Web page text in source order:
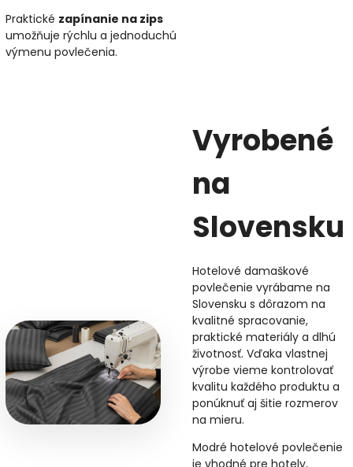
Praktické zapínanie na zips
umožňuje rýchlu a jednoduchú
výmenu povlečenia.
Vyrobené
na
Slovensku
Hotelové damaškové
povlečenie vyrábame na
Slovensku s dôrazom na
kvalitné spracovanie,
praktické materiály a dlhú
životnosť. Vďaka vlastnej
výrobe vieme kontrolovať
kvalitu každého produktu a
ponúknuť aj šitie rozmerov
na mieru.
Modré hotelové povlečenie
je vhodné pre hotely,